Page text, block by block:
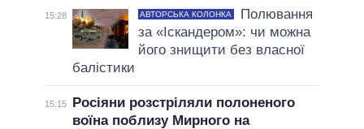
15:28 АВТОРСЬКА КОЛОНКА
Полювання
за «Іскандером»: чи можна
його знищити без власної
балістики
15:15
Росіяни розстріляли полоненого
воїна поблизу Мирного на